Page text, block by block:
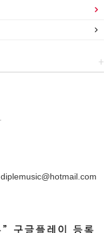
+
diplemusic@hotmail.com